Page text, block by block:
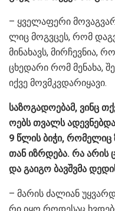
– ყვე­ლა­ფე­რი
ლიც მოგ­ვცეს, რომ
მი­ნა­ხავს, მირ­ჩევ­ნია,
ცხე­და­რი რომ მე­ნა­ხა,
იქვე მოვმკვდა­რი­ყა­ვი.
სა­ზო­გა­დო­ე­ბამ, ვინც
ო­ებს თვალს
9 წლის ბიჭი,
თან იზ­რდე­ბა. რა არის
და გა­ი­გო ბავ­შვმა
– მა­რის ძა­ლი­ან
რი იყო რო­დე­საც